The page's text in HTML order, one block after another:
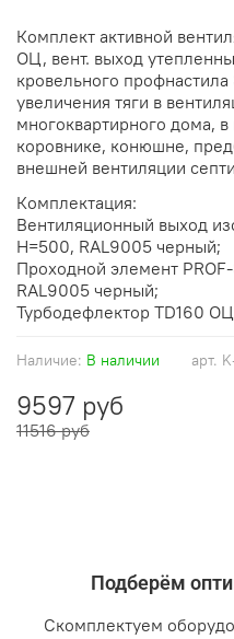
арт.
Наличие: В наличии
9597 руб
11516 руб
Комплект активной
ОЦ, вент. выход
кровельного
увеличения тяги в
многоквартирного дома,
коровнике, конюшне,
внешней вентиляции
Комплектация:
Вентиляционный выход
H=500, RAL9005 чeрный;
Проходной элемент
RAL9005 чeрный;
Турбодефлектор TD160
Подберём
Скомплектуем